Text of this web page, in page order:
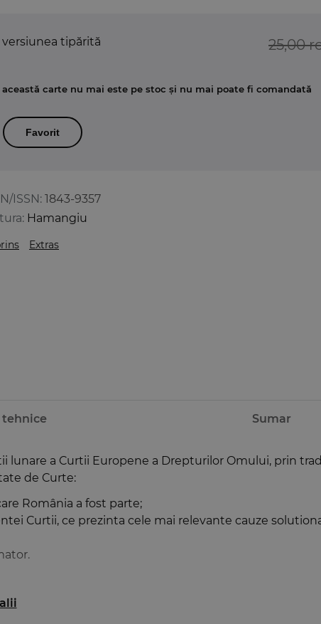
ISSN: 1843-9357
Hamangiu
Extras
versiunea tipărită 25,00
această carte nu mai este pe stoc și nu mai poate fi comandată
Favorit
Sumar
a Curtii Europene a Drepturilor Omului, prin
de Curte:
România a fost parte;
Curtii, ce prezinta cele mai relevante cauze